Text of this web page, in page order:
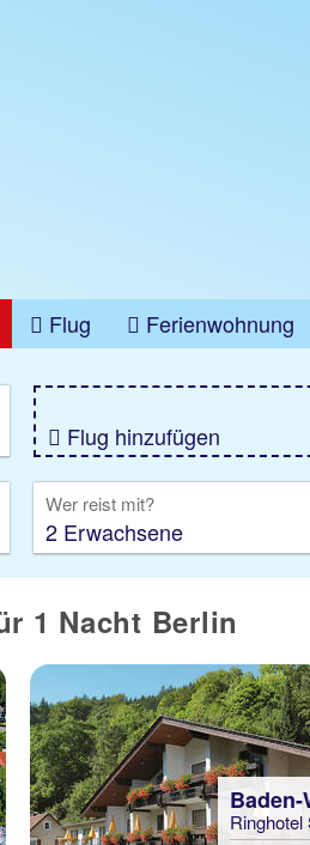
Flug Ferienwohnung
Flug hinzufügen
Wer reist mit?
2 Erwachsene
1 Nacht Berlin
Ringhotel